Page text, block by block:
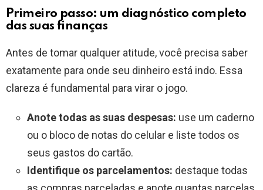
Primeiro passo: um diagnóstico completo
das suas finanças
Antes de tomar qualquer atitude, você precisa saber
exatamente para onde seu dinheiro está indo. Essa
clareza é fundamental para virar o jogo.
Anote todas as suas despesas: use um caderno
ou o bloco de notas do celular e liste todos os
seus gastos do cartão.
Identifique os parcelamentos: destaque todas